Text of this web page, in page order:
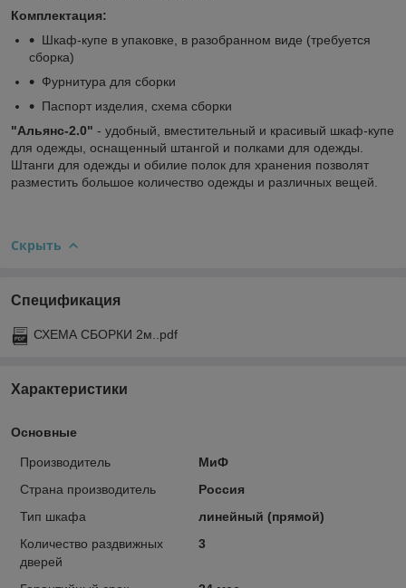
Комплектация:
Шкаф-купе в упаковке, в разобранном виде (требуется
сборка)
Фурнитура для сборки
Паспорт изделия, схема сборки
"Альянс-2.0" - удобный, вместительный и красивый шкаф-купе
для одежды, оснащенный штангой и полками для одежды.
Штанги для одежды и обилие полок для хранения позволят
разместить большое количество одежды и различных вещей.
Скрыть
Спецификация
СХЕМА СБОРКИ 2м..pdf
Характеристики
Основные
Производитель
МиФ
Страна производитель
Россия
Тип шкафа
линейный (прямой)
Количество раздвижных
дверей
3